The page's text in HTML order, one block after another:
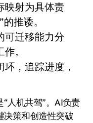
映射为具体责
推诿。
可迁移能力分
。
，追踪进度，
人机共驾”。AI负责
决策和创造性突破